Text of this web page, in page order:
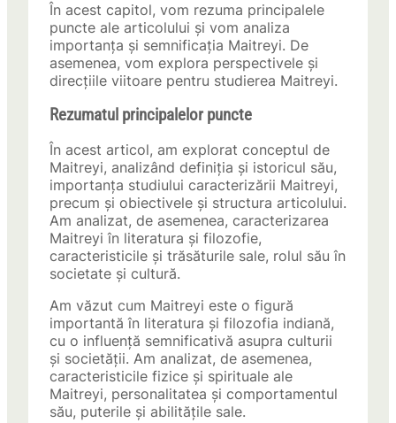
În acest capitol, vom rezuma principalele
puncte ale articolului și vom analiza
importanța și semnificația Maitreyi. De
asemenea, vom explora perspectivele și
direcțiile viitoare pentru studierea Maitreyi.
Rezumatul principalelor puncte
În acest articol, am explorat conceptul de
Maitreyi, analizând definiția și istoricul său,
importanța studiului caracterizării Maitreyi,
precum și obiectivele și structura articolului.
Am analizat, de asemenea, caracterizarea
Maitreyi în literatura și filozofie,
caracteristicile și trăsăturile sale, rolul său în
societate și cultură.
Am văzut cum Maitreyi este o figură
importantă în literatura și filozofia indiană,
cu o influență semnificativă asupra culturii
și societății. Am analizat, de asemenea,
caracteristicile fizice și spirituale ale
Maitreyi, personalitatea și comportamentul
său, puterile și abilitățile sale.